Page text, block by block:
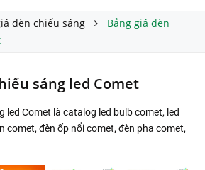
đèn chiếu sáng
Bảng giá đèn
sáng led Comet
led Comet là catalog led bulb comet, led
comet, đèn ốp nổi comet, đèn pha comet,